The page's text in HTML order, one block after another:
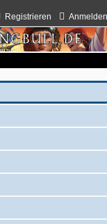
Registrieren